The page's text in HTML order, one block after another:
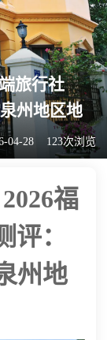
旅行社
州地区地
04-28 123次浏览
福
：
州地